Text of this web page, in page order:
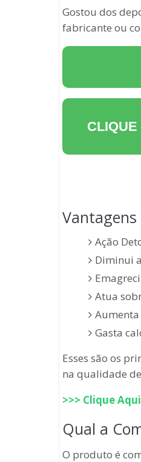
Gostou dos
fabricante ou
Ação
Diminui
Atua
Gasta
Esses são os
na qualidade
>>> Clique
Qual a
O produto é